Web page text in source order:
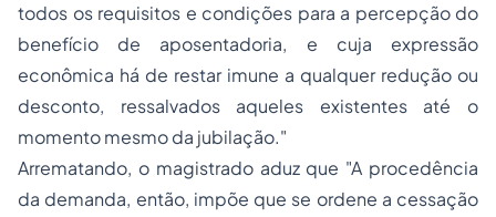
todos os requisitos e condições para a percepção do
benefício de aposentadoria, e cuja expressão
econômica há de restar imune a qualquer redução ou
desconto, ressalvados aqueles existentes até o
momento mesmo da jubilação."
Arrematando, o magistrado aduz que "A procedência
da demanda, então, impõe que se ordene a cessação